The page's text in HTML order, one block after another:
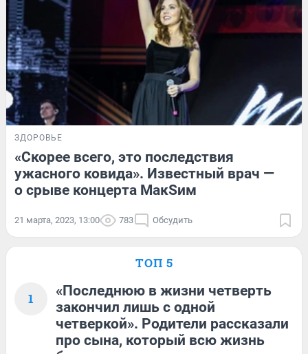
ЗДОРОВЬЕ
«Скорее всего, это последствия
ужасного ковида». Известный врач —
о срыве концерта МакSим
21 марта, 2023, 13:00 783 Обсудить
ТОП 5
1
«Последнюю в жизни четверть
закончил лишь с одной
четверкой». Родители рассказали
про сына, который всю жизнь